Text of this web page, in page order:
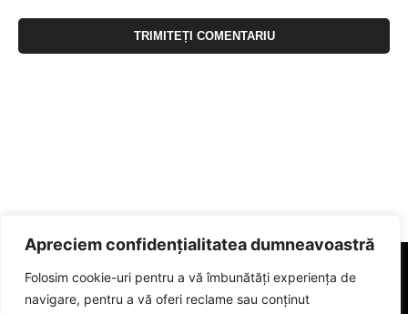
Apreciem confidențialitatea dumneavoastră
Folosim cookie-uri pentru a vă îmbunătăți experiența de
navigare, pentru a vă oferi reclame sau conținut